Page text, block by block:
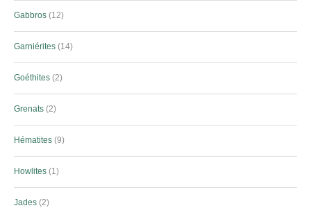
Gabbros 12
Garniérites 14
Goéthites 2
Grenats 2
Hématites 9
Howlites 1
Jades 2